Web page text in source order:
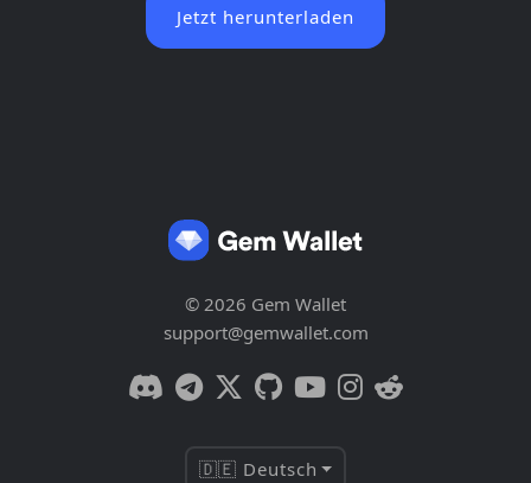
Jetzt herunterladen
© 2026 Gem Wallet
support@gemwallet.com
🇩🇪 Deutsch